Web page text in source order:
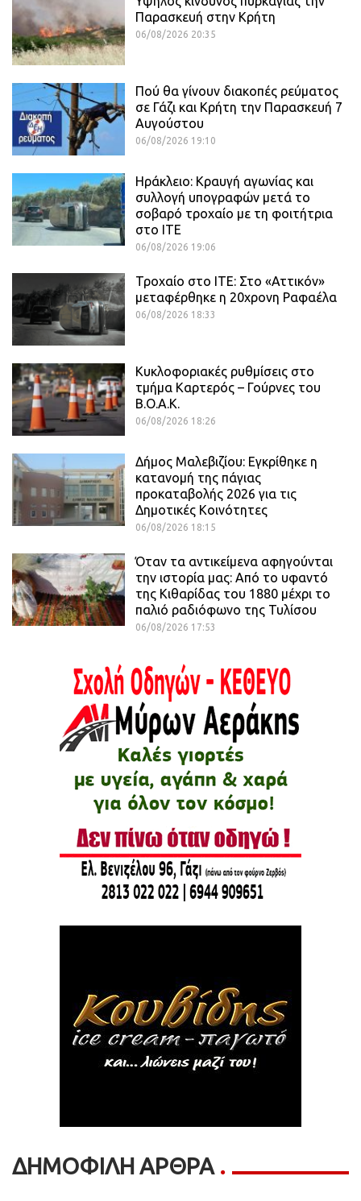
Παρασκευή στην Κρήτη
06/08/2026 20:35
Πού θα γίνουν διακοπές ρεύματος
σε Γάζι και Κρήτη την Παρασκευή 7
Αυγούστου
06/08/2026 19:10
Ηράκλειο: Κραυγή αγωνίας και
συλλογή υπογραφών μετά το
σοβαρό τροχαίο με τη φοιτήτρια
στο ΙΤΕ
06/08/2026 19:06
Τροχαίο στο ΙΤΕ: Στο «Αττικόν»
μεταφέρθηκε η 20χρονη Ραφαέλα
06/08/2026 18:33
Κυκλοφοριακές ρυθμίσεις στο
τμήμα Καρτερός – Γούρνες του
Β.Ο.Α.Κ.
06/08/2026 18:26
Δήμος Μαλεβιζίου: Εγκρίθηκε η
κατανομή της πάγιας
προκαταβολής 2026 για τις
Δημοτικές Κοινότητες
06/08/2026 18:15
Όταν τα αντικείμενα αφηγούνται
την ιστορία μας: Από το υφαντό
της Κιθαρίδας του 1880 μέχρι το
παλιό ραδιόφωνο της Τυλίσου
06/08/2026 17:53
ΔΗΜΟΦΙΛΗ ΑΡΘΡΑ